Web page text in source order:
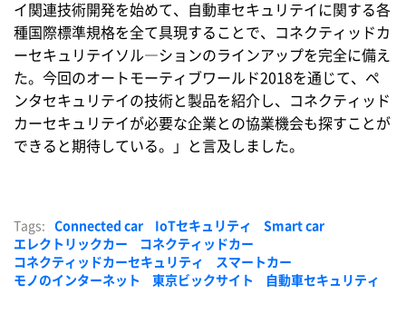
イ関連技術開発を始めて、自動車セキュリテイに関する各
種国際標準規格を全て具現することで、コネクティッドカ
ーセキュリテイソル―ションのラインアップを完全に備え
た。今回のオートモーティブワールド2018を通じて、ペ
ンタセキュリテイの技術と製品を紹介し、コネクティッド
カーセキュリテイが必要な企業との協業機会も探すことが
できると期待している。」と言及しました。
Tags: Connected car IoTセキュリティ
Smart car
エレクトリックカー
コネクティッドカー
コネクティッドカーセキュリティ
スマートカー
モノのインターネット
東京ビックサイト 自動車セキュリティ